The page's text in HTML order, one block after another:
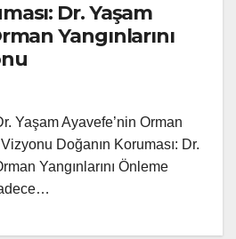
Dr. Yaşam
Yangınlarını
Yaşam Ayavefe’nin Orman
Doğanın Koruması: Dr.
Yangınlarını Önleme